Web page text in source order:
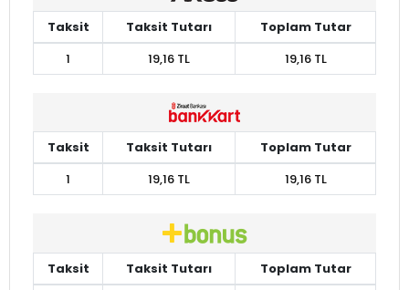
Taksit Taksit Tutarı
Toplam Tutar
1
19,16 TL 19,16 TL
Taksit Taksit Tutarı
Toplam Tutar
1
19,16 TL 19,16 TL
Taksit Taksit Tutarı
Toplam Tutar